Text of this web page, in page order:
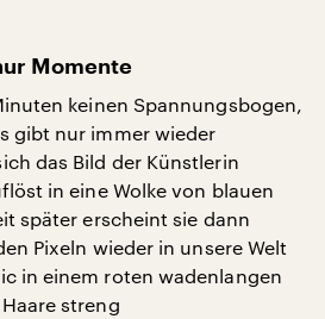
Momente
keinen Spannungsbogen,
gibt nur immer wieder
das Bild der Künstlerin
in eine Wolke von blauen
später erscheint sie dann
Pixeln wieder in unsere Welt
in einem roten wadenlangen
streng